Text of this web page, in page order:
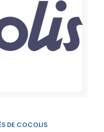
DE COCOLIS